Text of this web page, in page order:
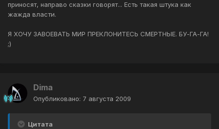
приносят, направо сказки говорят... Есть такая штука как
жажда власти.
Я ХОЧУ ЗАВОЕВАТЬ МИР ПРЕКЛОНИТЕСЬ СМЕРТНЫЕ. БУ-ГА-ГА!
;)
Dima
Опубликовано: 7 августа 2009
Цитата